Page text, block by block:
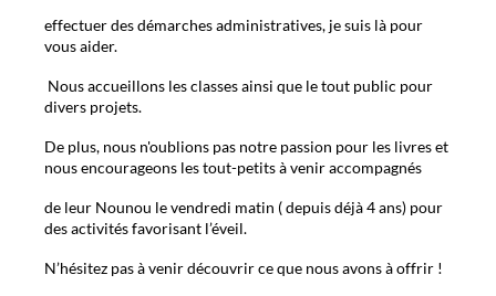
effectuer des démarches administratives, je suis là pour
vous aider.
Nous accueillons les classes ainsi que le tout public pour
divers projets.
De plus, nous n'oublions pas notre passion pour les livres et
nous encourageons les tout-petits à venir accompagnés
de leur Nounou le vendredi matin ( depuis déjà 4 ans) pour
des activités favorisant l’éveil.
N’hésitez pas à venir découvrir ce que nous avons à offrir !